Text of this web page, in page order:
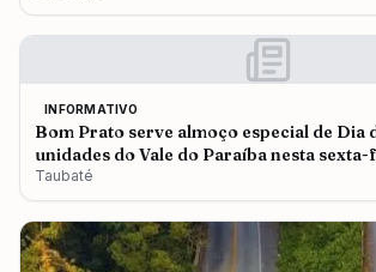
INFORMATIVO
Bom Prato serve almoço especial de Dia
unidades do Vale do Paraíba nesta sexta-
Taubaté